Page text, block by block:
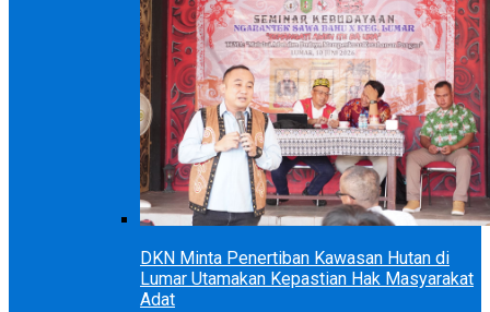
DKN Minta Penertiban Kawasan Hutan di
Lumar Utamakan Kepastian Hak Masyarakat
Adat